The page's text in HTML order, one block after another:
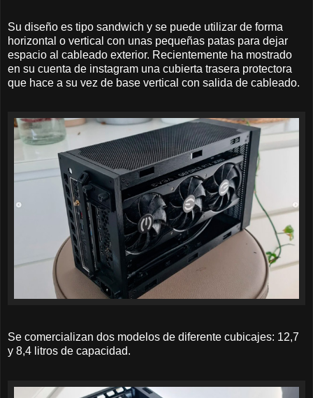
Su diseño es tipo sandwich y se puede utilizar de forma
horizontal o vertical con unas pequeñas patas para dejar
espacio al cableado exterior. Recientemente ha mostrado
en su cuenta de instagram una cubierta trasera protectora
que hace a su vez de base vertical con salida de cableado.
Se comercializan dos modelos de diferente cubicajes: 12,7
y 8,4 litros de capacidad.